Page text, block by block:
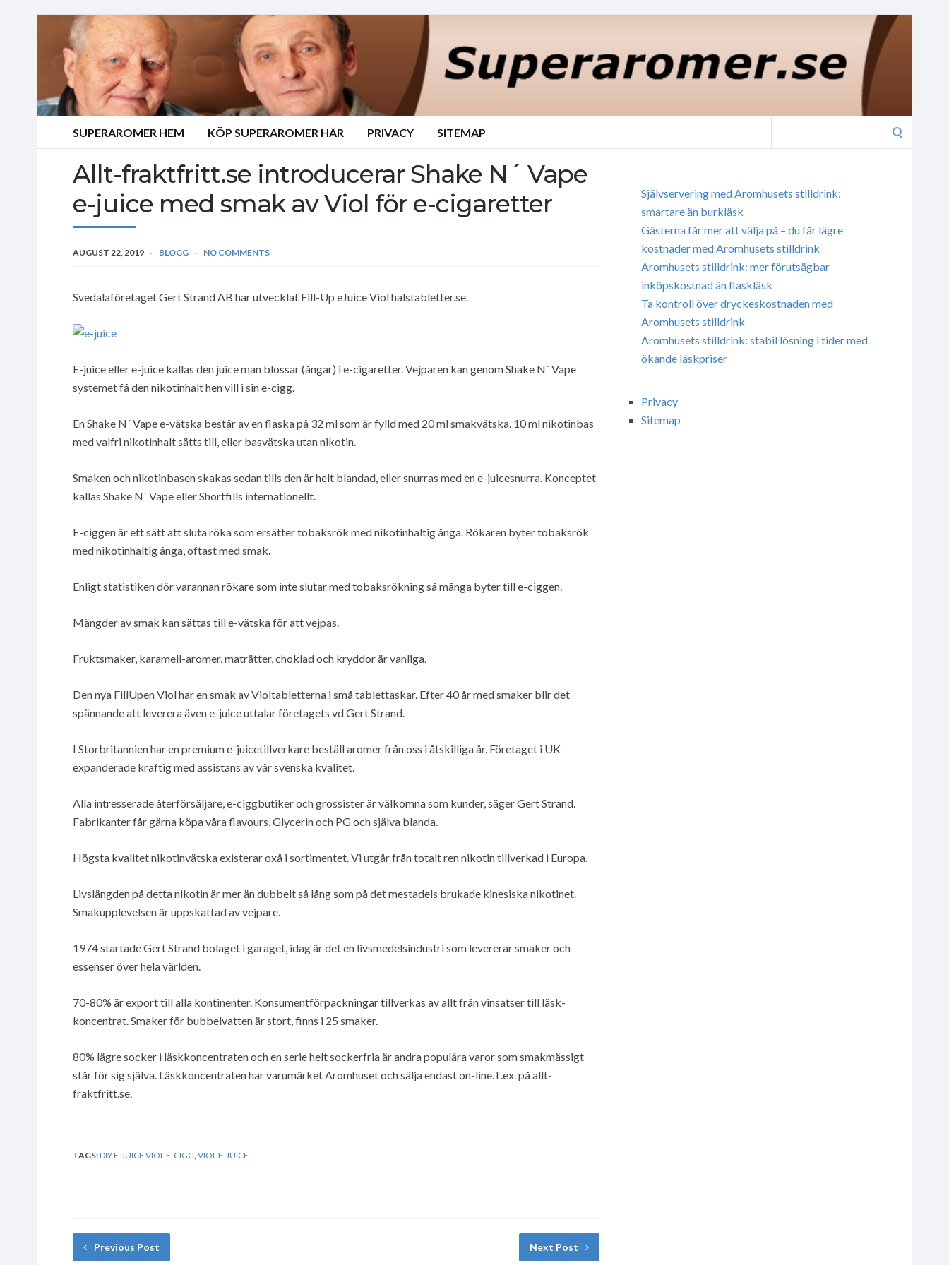
SUPERAROMER HEM KÖP SUPERAROMER HÄR PRIVACY SITEMAP
Allt-fraktfritt.se introducerar Shake N´ Vape
e-juice med smak av Viol för e-cigaretter
AUGUST 22, 2019 BLOGG NO COMMENTS
Svedalaföretaget Gert Strand AB har utvecklat Fill-Up eJuice Viol halstabletter.se.
E-juice eller e-juice kallas den juice man blossar (ångar) i e-cigaretter. Vejparen kan genom Shake N´ Vape
systemet få den nikotinhalt hen vill i sin e-cigg.
En Shake N´ Vape e-vätska består av en flaska på 32 ml som är fylld med 20 ml smakvätska. 10 ml nikotinbas
med valfri nikotinhalt sätts till, eller basvätska utan nikotin.
Smaken och nikotinbasen skakas sedan tills den är helt blandad, eller snurras med en e-juicesnurra. Konceptet
kallas Shake N´ Vape eller Shortfills internationellt.
E-ciggen är ett sätt att sluta röka som ersätter tobaksrök med nikotinhaltig ånga. Rökaren byter tobaksrök
med nikotinhaltig ånga, oftast med smak.
Enligt statistiken dör varannan rökare som inte slutar med tobaksrökning så många byter till e-ciggen.
Mängder av smak kan sättas till e-vätska för att vejpas.
Fruktsmaker, karamell-aromer, maträtter, choklad och kryddor är vanliga.
Den nya FillUpen Viol har en smak av Violtabletterna i små tablettaskar. Efter 40 år med smaker blir det
spännande att leverera även e-juice uttalar företagets vd Gert Strand.
I Storbritannien har en premium e-juicetillverkare beställ aromer från oss i åtskilliga år. Företaget i UK
expanderade kraftig med assistans av vår svenska kvalitet.
Alla intresserade återförsäljare, e-ciggbutiker och grossister är välkomna som kunder, säger Gert Strand.
Fabrikanter får gärna köpa våra flavours, Glycerin och PG och själva blanda.
Högsta kvalitet nikotinvätska existerar oxå i sortimentet. Vi utgår från totalt ren nikotin tillverkad i Europa.
Livslängden på detta nikotin är mer än dubbelt så lång som på det mestadels brukade kinesiska nikotinet.
Smakupplevelsen är uppskattad av vejpare.
1974 startade Gert Strand bolaget i garaget, idag är det en livsmedelsindustri som levererar smaker och
essenser över hela världen.
70-80% är export till alla kontinenter. Konsumentförpackningar tillverkas av allt från vinsatser till läsk-
koncentrat. Smaker för bubbelvatten är stort, finns i 25 smaker.
80% lägre socker i läskkoncentraten och en serie helt sockerfria är andra populära varor som smakmässigt
står för sig själva. Läskkoncentraten har varumärket Aromhuset och sälja endast on-line.T.ex. på allt-
fraktfritt.se.
TAGS:DIY E-JUICE VIOL E-CIGG VIOL E-JUICE
Previous Post Next Post
Självservering med Aromhusets stilldrink:
smartare än burkläsk
Gästerna får mer att välja på – du får lägre
kostnader med Aromhusets stilldrink
Aromhusets stilldrink: mer förutsägbar
inköpskostnad än flaskläsk
Ta kontroll över dryckeskostnaden med
Aromhusets stilldrink
Aromhusets stilldrink: stabil lösning i tider med
ökande läskpriser
Privacy
Sitemap